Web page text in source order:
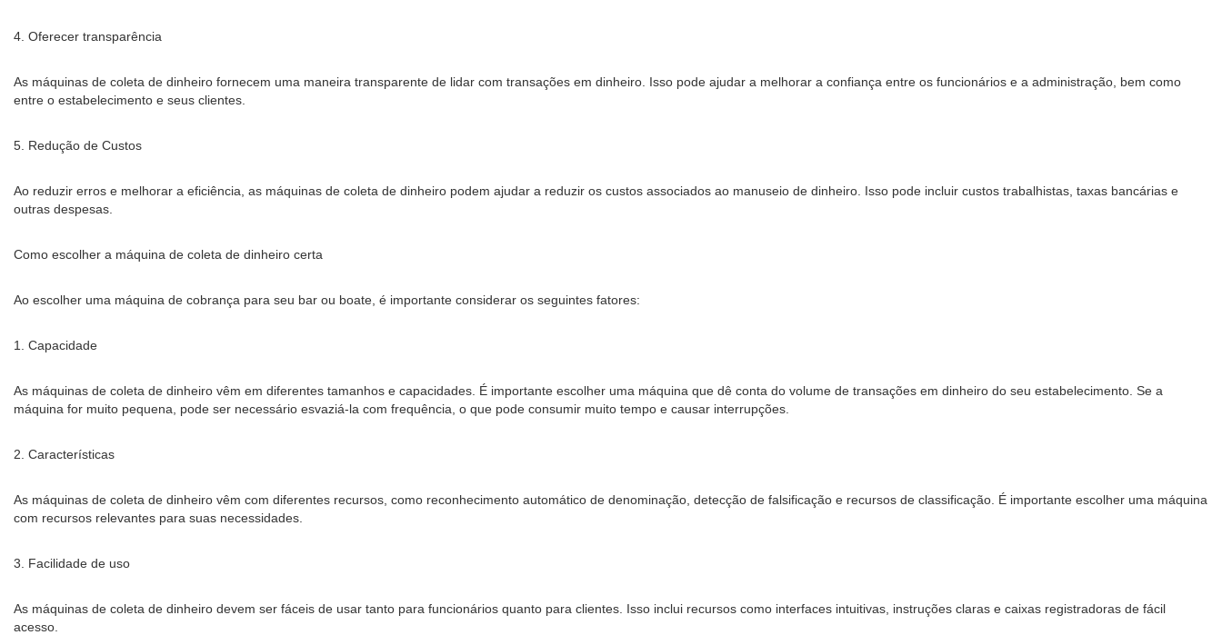
4. Oferecer transparência
As máquinas de coleta de dinheiro fornecem uma maneira transparente de lidar com transações em dinheiro. Isso pode ajudar a melhorar a confiança entre os funcionários e a administração, bem como
entre o estabelecimento e seus clientes.
5. Redução de Custos
Ao reduzir erros e melhorar a eficiência, as máquinas de coleta de dinheiro podem ajudar a reduzir os custos associados ao manuseio de dinheiro. Isso pode incluir custos trabalhistas, taxas bancárias e
outras despesas.
Como escolher a máquina de coleta de dinheiro certa
Ao escolher uma máquina de cobrança para seu bar ou boate, é importante considerar os seguintes fatores:
1. Capacidade
As máquinas de coleta de dinheiro vêm em diferentes tamanhos e capacidades. É importante escolher uma máquina que dê conta do volume de transações em dinheiro do seu estabelecimento. Se a
máquina for muito pequena, pode ser necessário esvaziá-la com frequência, o que pode consumir muito tempo e causar interrupções.
2. Características
As máquinas de coleta de dinheiro vêm com diferentes recursos, como reconhecimento automático de denominação, detecção de falsificação e recursos de classificação. É importante escolher uma máquina
com recursos relevantes para suas necessidades.
3. Facilidade de uso
As máquinas de coleta de dinheiro devem ser fáceis de usar tanto para funcionários quanto para clientes. Isso inclui recursos como interfaces intuitivas, instruções claras e caixas registradoras de fácil
acesso.